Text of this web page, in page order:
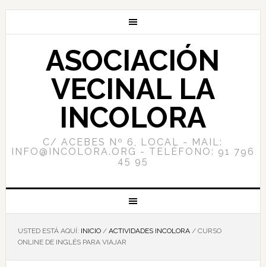
ASOCIACIÓN
VECINAL LA
INCOLORA
C/ ACEBES Nº 6, LOCAL - MAIL:
INFO@INCOLORA.ORG - TELÉFONO: 91 796
45 95
USTED ESTÁ AQUÍ: INICIO / ACTIVIDADES INCOLORA /CURSO
ONLINE DE INGLÉS PARA VIAJAR